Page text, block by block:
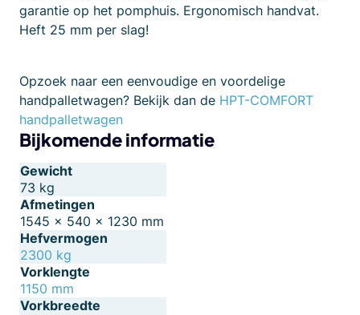
garantie op het pomphuis. Ergonomisch handvat.
Heft 25 mm per slag!
Opzoek naar een eenvoudige en voordelige
handpalletwagen? Bekijk dan de HPT-COMFORT
handpalletwagen
Bijkomende informatie
Gewicht
73 kg
Afmetingen
1545 × 540 × 1230 mm
Hefvermogen
2300 kg
Vorklengte
1150 mm
Vorkbreedte